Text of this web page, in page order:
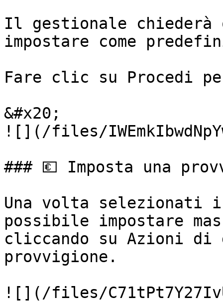
Il gestionale chiederà
impostare come
Fare clic su Procedi
&#x20;
![](/files/
### 💶 Imposta una
Una volta selezionati
possibile impostare
cliccando su Azioni di
provvigione.
![](/files/